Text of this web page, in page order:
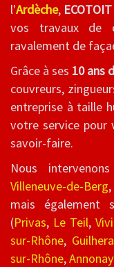
l'Ardèche,
vos travaux de
ravalement de
Grâce à ses 10 ans
couvreurs,
entreprise à taille
votre service pour
savoir-faire.
Nous
Villeneuve-de-Berg,
mais également
(Privas, Le Teil,
sur-Rhône,
sur-Rhône,Annonay